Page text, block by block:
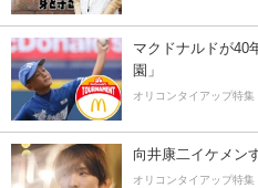
マクドナルドが40
園」
オリコンタイアップ特集
向井康二イケメン
オリコンタイアップ特集